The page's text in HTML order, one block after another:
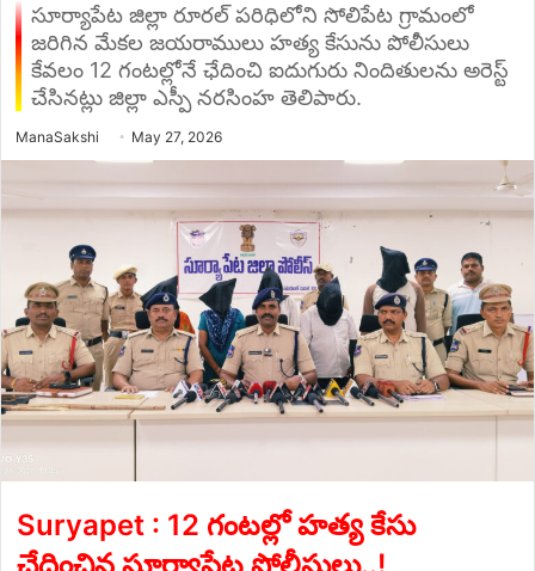
సూర్యాపేట జిల్లా రూరల్ పరిధిలోని సోలిపేట గ్రామంలో
జరిగిన మేకల జయరాములు హత్య కేసును పోలీసులు
కేవలం 12 గంటల్లోనే ఛేదించి ఐదుగురు నిందితులను అరెస్ట్
చేసినట్లు జిల్లా ఎస్పీ నరసింహ తెలిపారు.
ManaSakshi Send May 27, 2026
Suryapet : 12 గంటల్లో హత్య కేసు
ఛేదించిన సూర్యాపేట పోలీసులు..!